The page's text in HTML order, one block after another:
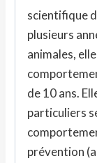
scientifique
plusieurs
animales,
de 10 ans.
particuliers
prévention